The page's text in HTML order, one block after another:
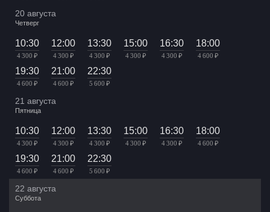
20 августа
Четверг
10:30
4 300 ₽
12:00
4 300 ₽
13:30
4 300 ₽
15:00
4 300 ₽
16:30
4 300 ₽
18:00
4 600 ₽
19:30
4 600 ₽
21:00
4 600 ₽
22:30
5 600 ₽
21 августа
Пятница
10:30
4 300 ₽
12:00
4 300 ₽
13:30
4 300 ₽
15:00
4 300 ₽
16:30
4 300 ₽
18:00
4 600 ₽
19:30
4 600 ₽
21:00
4 600 ₽
22:30
5 600 ₽
22 августа
Суббота